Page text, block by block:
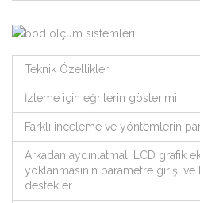
Teknik Özellikler
İzleme için eğrilerin gösterimi
Farklı inceleme ve yöntemlerin
Arkadan aydınlatmalı LCD grafik
yoklanmasının parametre girişi ve
destekler